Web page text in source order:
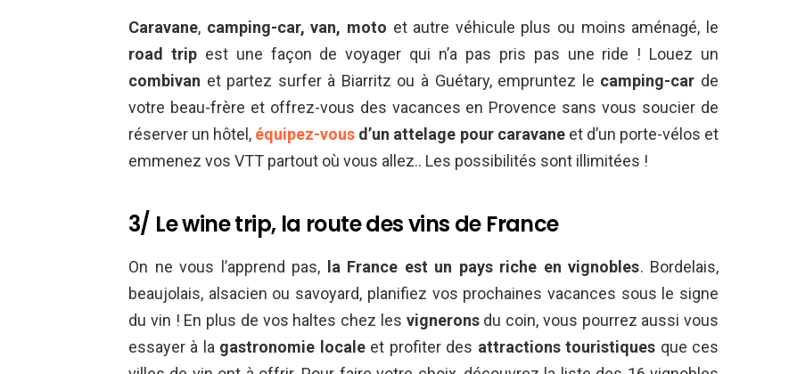
Caravane, camping-car, van, moto et autre véhicule plus ou moins aménagé, le
road tripest une façon de voyager qui n’a pas pris pas une ride ! Louez un
combivan et partez surfer à Biarritz ou à Guétary, empruntez le camping-car de
votre beau-frère et offrez-vous des vacances en Provence sans vous soucier de
réserver un hôtel, équipez-vous d’un attelage pour caravaneet d’un porte-vélos et
emmenez vos VTT partout où vous allez.. Les possibilités sont illimitées !
3/ Le wine trip, la route des vins de France
On ne vous l’apprend pas, la France est un pays riche en vignobles. Bordelais,
beaujolais, alsacien ou savoyard, planifiez vos prochaines vacances sous le signe
du vin ! En plus de vos haltes chez les vigneronsdu coin, vous pourrez aussi vous
essayer à la gastronomie localeet profiter des attractions touristiques que ces